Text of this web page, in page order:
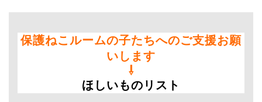
保護ねこルームの子たちへのご支援お願
いします
⇩
ほしいものリスト